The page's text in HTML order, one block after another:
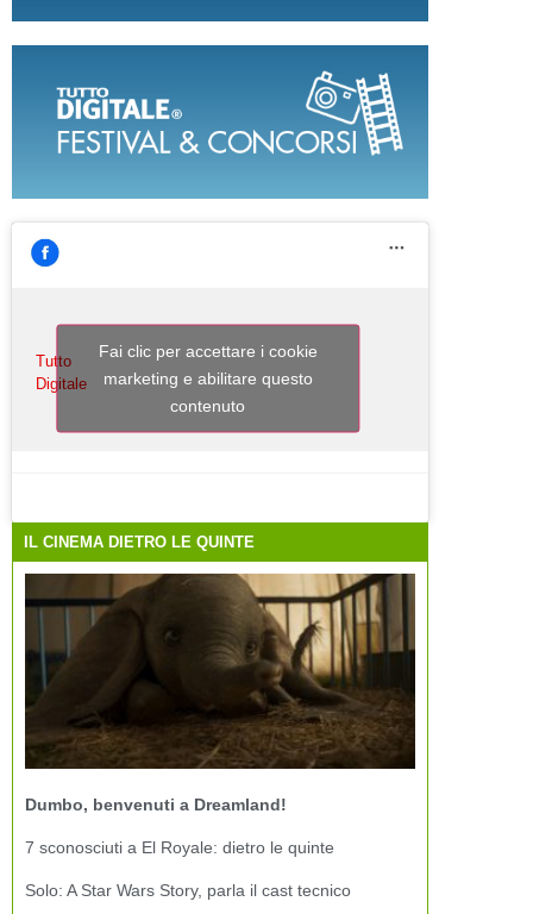
Tutto
Digitale
Fai clic per accettare i cookie
marketing e abilitare questo
contenuto
IL CINEMA DIETRO LE QUINTE
Dumbo, benvenuti a Dreamland!
7 sconosciuti a El Royale: dietro le quinte
Solo: A Star Wars Story, parla il cast tecnico